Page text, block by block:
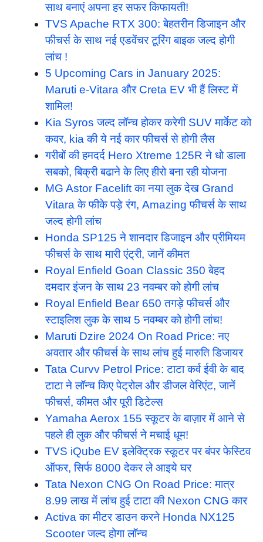
साथ बनाएं अपना हर सफर किफायती!
TVS Apache RTX 300: बेहतरीन डिजाइन और
फीचर्स के साथ नई एडवेंचर टूरिंग बाइक जल्द होगी
लांच !
5 Upcoming Cars in January 2025:
Maruti e-Vitara और Creta EV भी हैं लिस्ट में
शामिल!
Kia Syros जल्द लॉन्च होकर करेगी SUV मार्केट को
कवर, kia की ये नई कार फीचर्स से होगी लैस
गरीबों की हमदर्द Hero Xtreme 125R ने धो डाला
सबको, बिक्री बढाने के लिए हीरो बना रही योजना
MG Astor Facelift का नया लुक देख Grand
Vitara के फीके पड़े रंग, Amazing फीचर्स के साथ
जल्द होगी लांच
Honda SP125 ने शानदार डिजाइन और प्रीमियम
फीचर्स के साथ मारी एंट्री, जानें कीमत
Royal Enfield Goan Classic 350 बेहद
दमदार इंजन के साथ 23 नवम्बर को होगी लांच
Royal Enfield Bear 650 तगड़े फीचर्स और
स्टाइलिश लुक के साथ 5 नवम्बर को होगी लांच!
Maruti Dzire 2024 On Road Price: नए
अवतार और फीचर्स के साथ लांच हुई मारुति डिजायर
Tata Curvv Petrol Price: टाटा कर्व ईवी के बाद
टाटा ने लॉन्च किए पेट्रोल और डीजल वेरिएंट, जानें
फीचर्स, कीमत और पूरी डिटेल्स
Yamaha Aerox 155 स्कूटर के बाज़ार में आने से
पहले ही लुक और फीचर्स ने मचाई धूम!
TVS iQube EV इलेक्ट्रिक स्कूटर पर बंपर फेस्टिव
ऑफर, सिर्फ 8000 देकर ले आइये घर
Tata Nexon CNG On Road Price: मात्र
8.99 लाख में लांच हुई टाटा की Nexon CNG कार
Activa का मीटर डाउन करने Honda NX125
Scooter जल्द होगा लॉन्च